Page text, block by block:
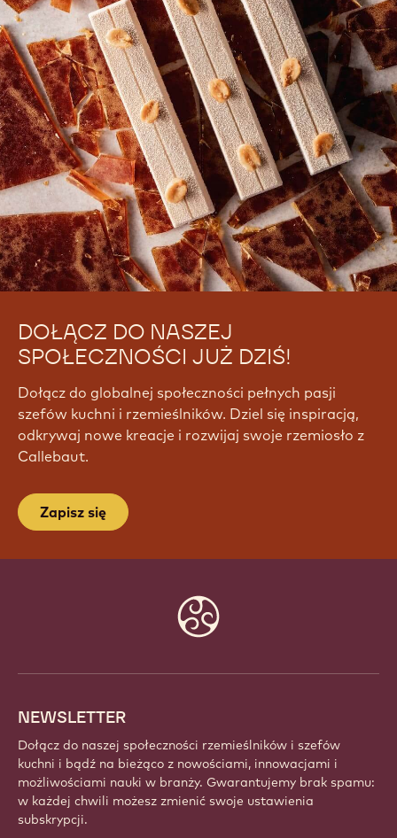
DOŁĄCZ DO NASZEJ
SPOŁECZNOŚCI JUŻ DZIŚ!
Dołącz do globalnej społeczności pełnych pasji
szefów kuchni i rzemieślników. Dziel się inspiracją,
odkrywaj nowe kreacje i rozwijaj swoje rzemiosło z
Callebaut.
Zapisz się
NEWSLETTER
Dołącz do naszej społeczności rzemieślników i szefów
kuchni i bądź na bieżąco z nowościami, innowacjami i
możliwościami nauki w branży. Gwarantujemy brak spamu:
w każdej chwili możesz zmienić swoje ustawienia
subskrypcji.